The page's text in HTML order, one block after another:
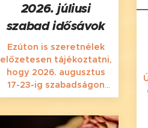
2026. júliusi
szabad idősávok
Ezúton is szeretnélek
előzetesen tájékoztatni,
hogy 2026. augusztus
17-23-ig szabadságon
leszek. Kérlek, ennek
idei nyár hátralévő